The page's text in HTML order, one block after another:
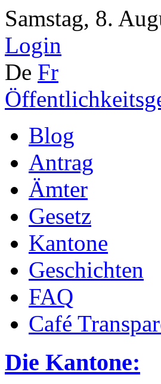
Samstag, 8.
Login
De Fr
Blog
Antrag
Ämter
Gesetz
Kantone
Geschichten
FAQ
Café
Die Kantone: